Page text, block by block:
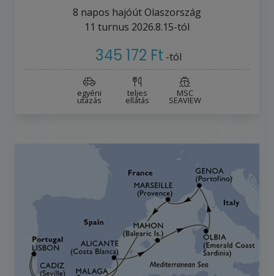
8 napos hajóútOlaszország
11 turnus 2026.8.15-tól
345 172 Ft -tól
egyéni
utazás
teljes
ellátás
MSC
SEAVIEW